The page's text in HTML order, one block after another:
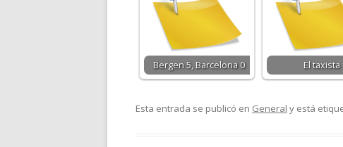
Bergen 5, Barcelona 0 El taxista
Esta entrada se publicó en General y está